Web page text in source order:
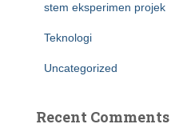
stem eksperimen projek
Teknologi
Uncategorized
Recent Comments